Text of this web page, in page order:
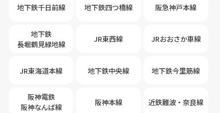
地下鉄千日前線 地下鉄四つ橋線 阪急神戸本線
地下鉄
長堀鶴見緑地線
JR東西線 JRおおさか車線
JR東海道本線 地下鉄中央線 地下鉄今里筋線
阪神電鉄
阪神なんば線
阪神本線 近鉄難波・奈良線